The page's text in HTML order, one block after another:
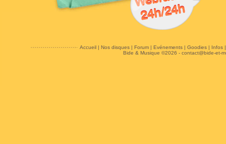
Accueil| Nos disques| Forum| Evénements| Goodies| Infos
Bide & Musique ©2026 - contact@bide-et-